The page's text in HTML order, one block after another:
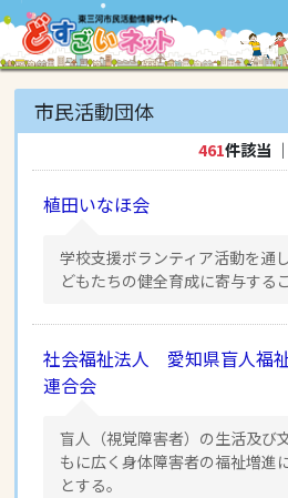
市民活動団体
461件該当 ｜
植田いなほ会
学校支援ボランティア活動を通
どもたちの健全育成に寄与する
社会福祉法人 愛知県盲人福
連合会
盲人（視覚障害者）の生活及び
もに広く身体障害者の福祉増進
とする。